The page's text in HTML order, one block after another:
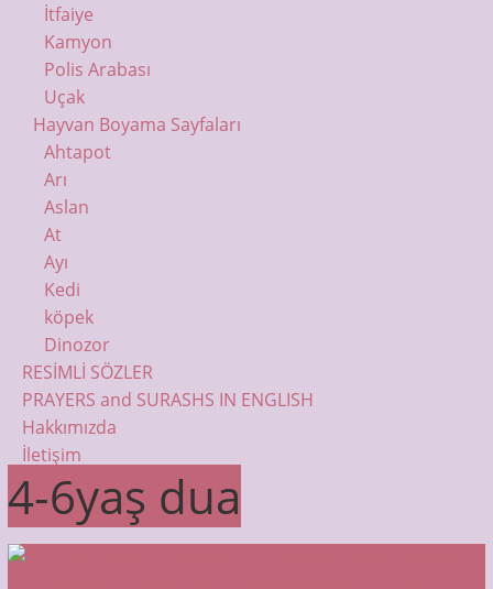
İtfaiye
Kamyon
Polis Arabası
Uçak
Hayvan Boyama Sayfaları
Ahtapot
Arı
Aslan
At
Ayı
Kedi
köpek
Dinozor
RESİMLİ SÖZLER
PRAYERS and SURASHS IN ENGLISH
Hakkımızda
İletişim
4-6yaş dua